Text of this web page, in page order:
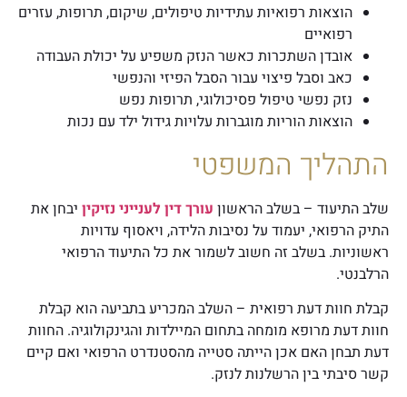
הוצאות רפואיות עתידיות טיפולים, שיקום, תרופות, עזרים
רפואיים
אובדן השתכרות כאשר הנזק משפיע על יכולת העבודה
כאב וסבל פיצוי עבור הסבל הפיזי והנפשי
נזק נפשי טיפול פסיכולוגי, תרופות נפש
הוצאות הוריות מוגברות עלויות גידול ילד עם נכות
התהליך המשפטי
שלב התיעוד – בשלב הראשון עורך דין לענייני נזיקין יבחן את
התיק הרפואי, יעמוד על נסיבות הלידה, ויאסוף עדויות
ראשוניות. בשלב זה חשוב לשמור את כל התיעוד הרפואי
הרלבנטי.
קבלת חוות דעת רפואית – השלב המכריע בתביעה הוא קבלת
חוות דעת מרופא מומחה בתחום המיילדות והגינקולוגיה. החוות
דעת תבחן האם אכן הייתה סטייה מהסטנדרט הרפואי ואם קיים
קשר סיבתי בין הרשלנות לנזק.